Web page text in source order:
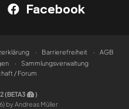
Facebook
Barrierefreiheit
AGB
Sammlungsverwaltung
/ Forum
(BETA3
)
by Andreas Müller